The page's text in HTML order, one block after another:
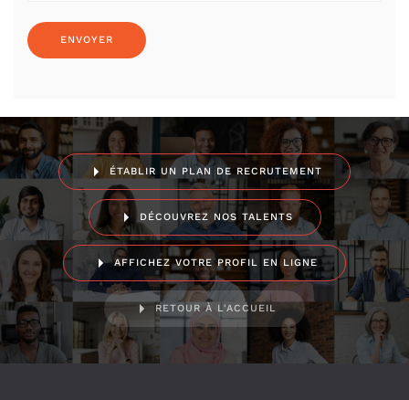
ÉTABLIR UN PLAN DE RECRUTEMENT
DÉCOUVREZ NOS TALENTS
AFFICHEZ VOTRE PROFIL EN LIGNE
RETOUR À L'ACCUEIL